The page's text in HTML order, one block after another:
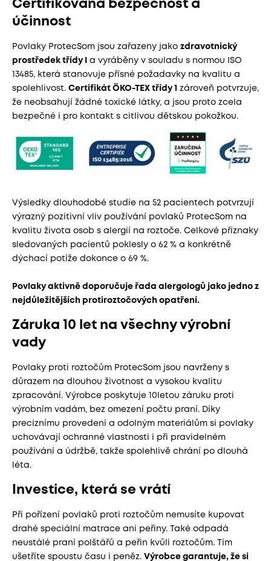
Certifikovaná bezpečnost a
účinnost
Povlaky ProtecSom jsou zařazeny jako zdravotnický
prostředek třídy I
a vyráběny v souladu s normou ISO
13485, která stanovuje přísné požadavky na kvalitu a
spolehlivost. Certifikát ÖKO-TEX třídy 1 zároveň potvrzuje,
že neobsahují žádné toxické látky, a jsou proto zcela
bezpečné i pro kontakt s citlivou dětskou pokožkou.
Výsledky dlouhodobé studie na 52 pacientech potvrzují
výrazný pozitivní vliv používání povlaků ProtecSom na
kvalitu života osob s alergií na roztoče. Celkové příznaky
sledovaných pacientů poklesly o 62 % a konkrétně
dýchací potíže dokonce o 69 %.
Povlaky aktivně doporučuje řada alergologů jako jedno z
nejdůležitějších protiroztočových opatření.
Záruka 10 let na všechny výrobní
vady
Povlaky proti roztočům ProtecSom jsou navrženy s
důrazem na dlouhou životnost a vysokou kvalitu
zpracování. Výrobce poskytuje 10letou záruku proti
výrobním vadám, bez omezení počtu praní. Díky
preciznímu provedení a odolným materiálům si povlaky
uchovávají ochranné vlastnosti i při pravidelném
používání a údržbě, takže spolehlivě chrání po dlouhá
léta.
Investice, která se vrátí
Při pořízení povlaků proti roztočům nemusíte kupovat
drahé speciální matrace ani peřiny. Také odpadá
neustálé praní polštářů a peřin kvůli roztočům. Tím
ušetříte spoustu času i peněz. Výrobce garantuje, že si